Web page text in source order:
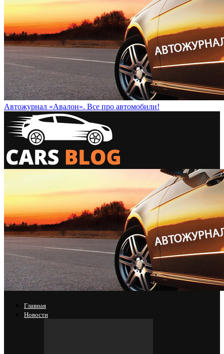
Автожурнал «Авалон». Все про автомобили!
Главная
Новости